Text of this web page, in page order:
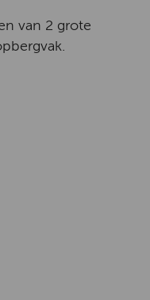
van 2 grote